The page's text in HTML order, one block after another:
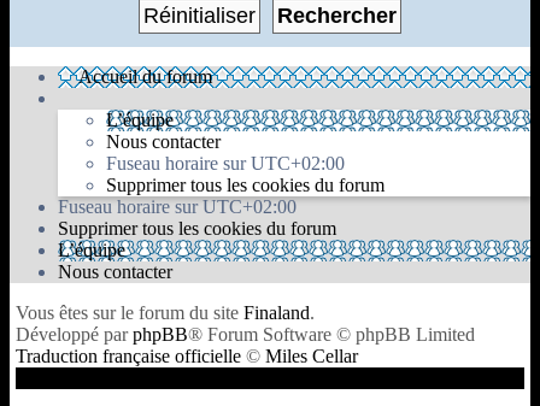
Accueil du forum
L’équipe
Nous contacter
Fuseau horaire surUTC+02:00
Supprimer tous les cookies du forum
Fuseau horaire surUTC+02:00
Supprimer tous les cookies du forum
L’équipe
Nous contacter
Vous êtes sur le forum du site Finaland.
Développé parphpBB® Forum Software © phpBB Limited
Traduction française officielle © Miles Cellar